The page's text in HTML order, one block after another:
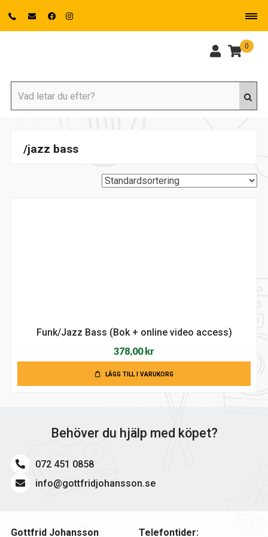
0
/jazz bass
Funk/Jazz Bass (Bok + online video access)
378,00 kr
LÄGG TILL I VARUKORG
Behöver du hjälp med köpet?
072 451 0858
info@gottfridjohansson.se
Gottfrid Johansson Telefontider: